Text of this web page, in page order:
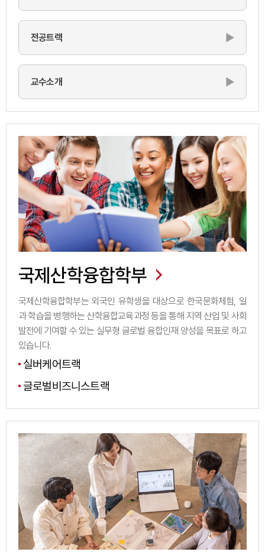
전공트랙 ▶
교수소개 ▶
국제산학융합학부
국제산학융합학부는 외국인 유학생을 대상으로 한국문화체험, 일
과 학습을 병행하는 산학융합교육과정 등을 통해 지역 산업 및 사회
발전에 기여할 수 있는 실무형 글로벌 융합인재 양성을 목표로 하고
있습니다.
실버케어트랙
글로벌비즈니스트랙